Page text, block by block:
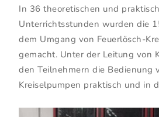
In 36 theoretischen und
Unterrichtsstunden wurden die
dem Umgang von Feuerlösch-
gemacht. Unter der Leitung von
den Teilnehmern die Bedienung
Kreiselpumpen praktisch und in